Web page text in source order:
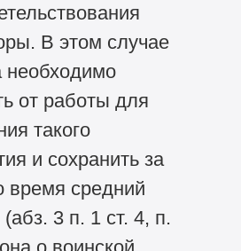
В этом случае
необходимо
от работы для
такого
и сохранить за
время средний
3 п. 1 ст. 4, п.